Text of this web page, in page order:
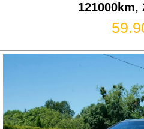
121000km,